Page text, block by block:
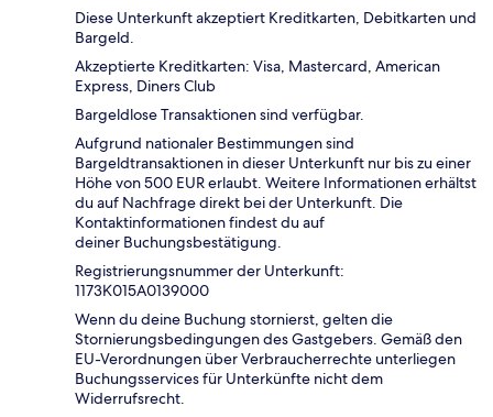
Diese Unterkunft akzeptiert Kreditkarten, Debitkarten und
Bargeld.
Akzeptierte Kreditkarten: Visa, Mastercard, American
Express, Diners Club
Bargeldlose Transaktionen sind verfügbar.
Aufgrund nationaler Bestimmungen sind
Bargeldtransaktionen in dieser Unterkunft nur bis zu einer
Höhe von 500 EUR erlaubt. Weitere Informationen erhältst
du auf Nachfrage direkt bei der Unterkunft. Die
Kontaktinformationen findest du auf
deiner Buchungsbestätigung.
Registrierungsnummer der Unterkunft:
1173Κ015A0139000
Wenn du deine Buchung stornierst, gelten die
Stornierungsbedingungen des Gastgebers. Gemäß den
EU-Verordnungen über Verbraucherrechte unterliegen
Buchungsservices für Unterkünfte nicht dem
Widerrufsrecht.